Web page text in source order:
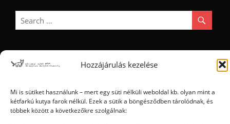
Hozzájárulás kezelése
Mi is sütiket használunk – mert egy süti nélküli weboldal kb. olyan mint a
kétfarkú kutya farok nélkül. Ezek a sütik a böngésződben tárolódnak, és
többek között a következőkre szolgálnak: